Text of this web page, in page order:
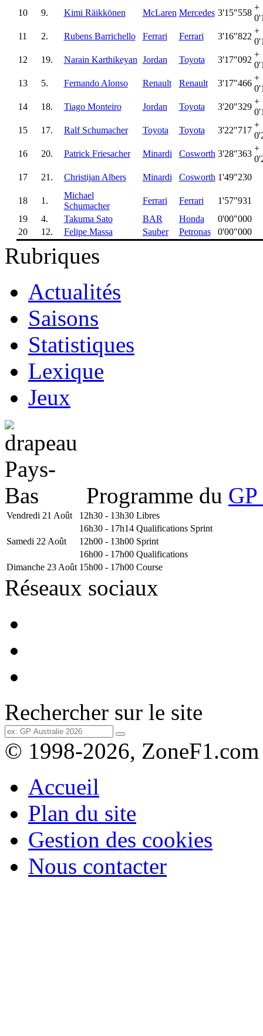
10
9. Kimi Räikkönen McLaren Mercedes 3'15"558
+
11
2. Rubens Barrichello Ferrari Ferrari 3'16"822
+
12
19. Narain Karthikeyan Jordan Toyota 3'17"092
+
13
5. Fernando Alonso Renault Renault 3'17"466
+
14
18. Tiago Monteiro Jordan Toyota 3'20"329
+
15
17. Ralf Schumacher Toyota Toyota 3'22"717
+
16
20. Patrick Friesacher Minardi Cosworth 3'28"363
+
17
21. Christijan Albers Minardi Cosworth 1'49"230
18 1.
Michael
Schumacher
Ferrari Ferrari
1'57"931
19
4. Takuma Sato BAR Honda
0'00"000
20
12. Felipe Massa Sauber Petronas 0'00"000
Rubriques
Actualités
Saisons
Statistiques
Lexique
Jeux
Programme du
Vendredi 21 Août 12h30 - 13h30 Libres
16h30 - 17h14 Qualifications Sprint
Samedi 22 Août
12h00 - 13h00 Sprint
16h00 - 17h00 Qualifications
Dimanche 23 Août 15h00 - 17h00 Course
Réseaux sociaux
Rechercher sur le site
© 1998-2026, ZoneF1.com
Accueil
Plan du site
Gestion des cookies
Nous contacter